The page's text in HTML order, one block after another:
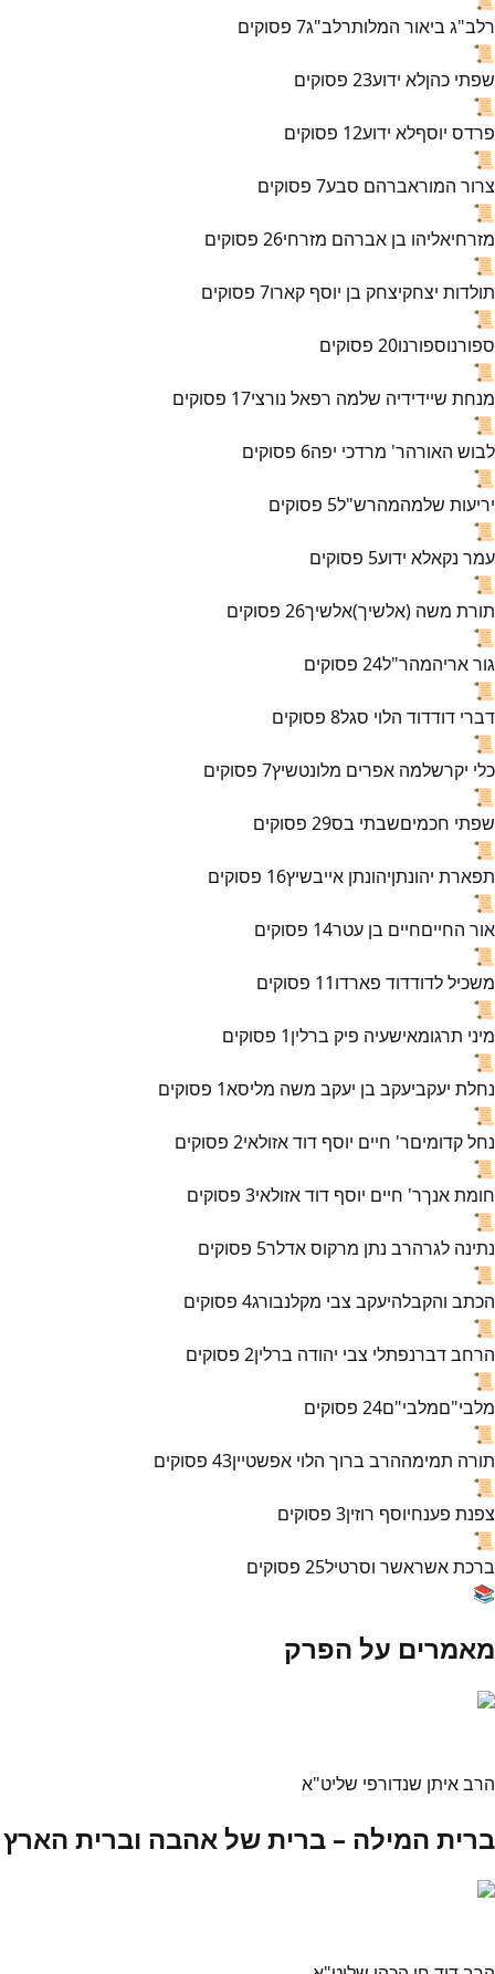
רלב"ג ביאור המלותרלב"ג7 פסוקים
📜
שפתי כהןלא ידוע23 פסוקים
📜
פרדס יוסףלא ידוע12 פסוקים
📜
צרור המוראברהם סבע7 פסוקים
📜
מזרחיאליהו בן אברהם מזרחי26 פסוקים
📜
תולדות יצחקיצחק בן יוסף קארו7 פסוקים
📜
ספורנוספורנו20 פסוקים
📜
מנחת שיידידיה שלמה רפאל נורצי17 פסוקים
📜
לבוש האורהר' מרדכי יפה6 פסוקים
📜
יריעות שלמהמהרש"ל5 פסוקים
📜
עמר נקאלא ידוע5 פסוקים
📜
תורת משה (אלשיך)אלשיך26 פסוקים
📜
גור אריהמהר"ל24 פסוקים
📜
דברי דודדוד הלוי סגל8 פסוקים
📜
כלי יקרשלמה אפרים מלונטשיץ7 פסוקים
📜
שפתי חכמיםשבתי בס29 פסוקים
📜
תפארת יהונתןיהונתן אייבשיץ16 פסוקים
📜
אור החייםחיים בן עטר14 פסוקים
📜
משכיל לדודדוד פארדו11 פסוקים
📜
מיני תרגומאישעיה פיק ברלין1 פסוקים
📜
נחלת יעקביעקב בן יעקב משה מליסא1 פסוקים
📜
נחל קדומיםר' חיים יוסף דוד אזולאי2 פסוקים
📜
חומת אנךר' חיים יוסף דוד אזולאי3 פסוקים
📜
נתינה לגרהרב נתן מרקוס אדלר5 פסוקים
📜
הכתב והקבלהיעקב צבי מקלנבורג4 פסוקים
📜
הרחב דברנפתלי צבי יהודה ברלין2 פסוקים
📜
מלבי"םמלבי"ם24 פסוקים
📜
תורה תמימההרב ברוך הלוי אפשטיין43 פסוקים
📜
צפנת פענחיוסף רוזין3 פסוקים
📜
ברכת אשראשר וסרטיל25 פסוקים
📚
מאמרים על הפרק
הרב איתן שנדורפי שליט"א
ברית המילה – ברית של אהבה וברית הארץ